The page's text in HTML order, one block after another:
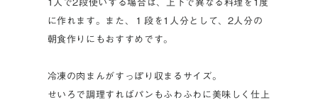
1人で2段使いする場合は、上下で異なる料理を1度
に作れます。また、１段を1人分として、2人分の
朝食作りにもおすすめです。
冷凍の肉まんがすっぽり収まるサイズ。
せいろで調理すればパンもふわふわに美味しく仕上